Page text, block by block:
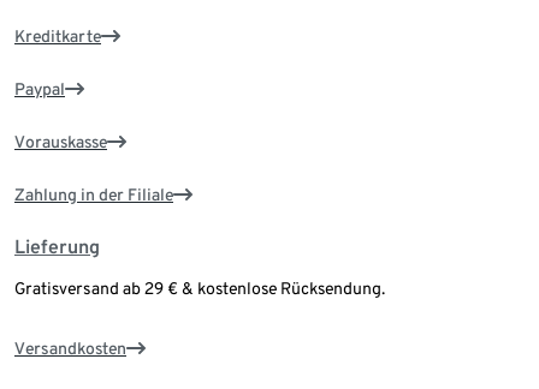
Kreditkarte
Paypal
Vorauskasse
Zahlung in der Filiale
Lieferung
Gratisversand ab 29 € & kostenlose Rücksendung.
Versandkosten